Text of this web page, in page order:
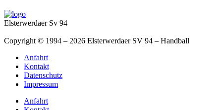
Elsterwerdaer Sv 94
Copyright © 1994 – 2026 Elsterwerdaer SV 94 – Handball
Anfahrt
Kontakt
Datenschutz
Impressum
Anfahrt